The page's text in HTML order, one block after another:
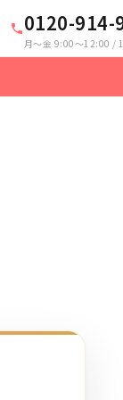
0120-914-
月〜金 9:00〜12:00 /